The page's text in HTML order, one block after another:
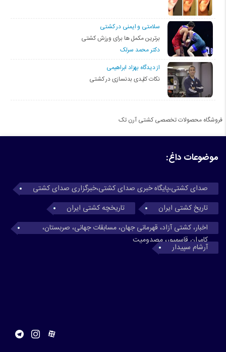
سلامتی و ایمنی در کشتی
برترین مکمل ها برای ورزش کشتی
دکتر محمد سرلک
از دیدگاه بهزاد ابراهیمی
نکات کلیدی بدنسازی در کشتی
فروشگاه محصولات تخصصی کشتی آرن تک
موضوعات داغ:
صدای کشتی،پایگاه خبری صدای کشتی،خبرگزاری صدای کشتی
تاریخ کشتی ایران
تاریخچه کشتی ایران
اخبار، کشتی آزاد، قهرمانی جهان، مسابقات جهانی، صربستان،
کامران قاسمپور، مصدومیت
آرشام سپیدار